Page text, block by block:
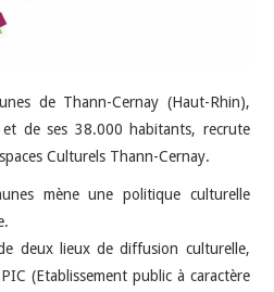
de Thann-Cernay (Haut-Rhin),
de ses 38.000 habitants, recrute
Culturels Thann-Cernay.
mène une politique culturelle
deux lieux de diffusion culturelle,
(Etablissement public à caractère